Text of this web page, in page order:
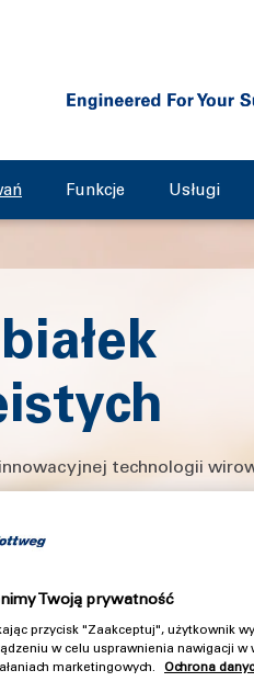
Funkcje Usługi
technologii
rozwiązania stworzone
białka – doskonałe
Twoją prywatność
przycisk "Zaakceptuj", użytkownik
w celu usprawnienia nawigacji
marketingowych.
Ochrona